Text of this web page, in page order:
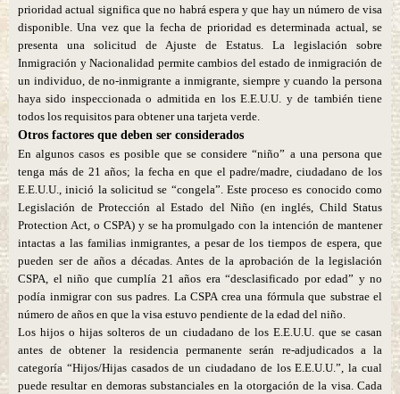
prioridad actual significa que no habrá espera y que hay un número de visa
disponible. Una vez que la fecha de prioridad es determinada actual, se
presenta una solicitud de Ajuste de Estatus. La legislación sobre
Inmigración y Nacionalidad permite cambios del estado de inmigración de
un individuo, de no-inmigrante a inmigrante, siempre y cuando la persona
haya sido inspeccionada o admitida en los E.E.U.U. y de también tiene
todos los requisitos para obtener una tarjeta verde.
Otros factores que deben ser considerados
En algunos casos es posible que se considere “niño” a una persona que
tenga más de 21 años; la fecha en que el padre/madre, ciudadano de los
E.E.U.U., inició la solicitud se “congela”. Este proceso es conocido como
Legislación de Protección al Estado del Niño (en inglés, Child Status
Protection Act, o CSPA) y se ha promulgado con la intención de mantener
intactas a las familias inmigrantes, a pesar de los tiempos de espera, que
pueden ser de años a décadas. Antes de la aprobación de la legislación
CSPA, el niño que cumplía 21 años era “desclasificado por edad” y no
podía inmigrar con sus padres. La CSPA crea una fórmula que substrae el
número de años en que la visa estuvo pendiente de la edad del niño.
Los hijos o hijas solteros de un ciudadano de los E.E.U.U. que se casan
antes de obtener la residencia permanente serán re-adjudicados a la
categoría “Hijos/Hijas casados de un ciudadano de los E.E.U.U.”, la cual
puede resultar en demoras substanciales en la otorgación de la visa. Cada